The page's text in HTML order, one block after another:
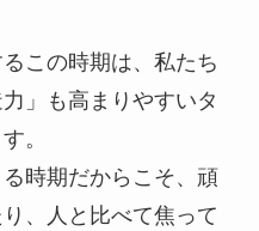
この時期は、私たち
」も高まりやすいタ
。
時期だからこそ、頑
、人と比べて焦って